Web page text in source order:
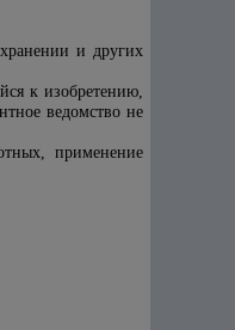
и других
к изобретению,
ведомство не
применение